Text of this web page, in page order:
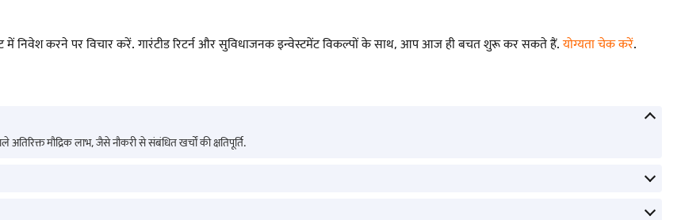
में निवेश करने पर विचार करें. गारंटीड रिटर्न और सुविधाजनक इन्वेस्टमेंट विकल्पों के साथ, आप आज ही बचत शुरू कर सकते हैं.योग्यता चेक करें.
अतिरिक्त मौद्रिक लाभ, जैसे नौकरी से संबंधित खर्चों की क्षतिपूर्ति.